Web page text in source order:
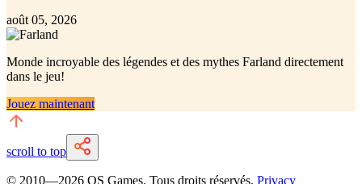
août 05, 2026
Monde incroyable des légendes et des mythes Farland directement
dans le jeu!
Jouez maintenant
scroll to top
© 2010—2026 QS Games. Tous droits réservés. Privacy